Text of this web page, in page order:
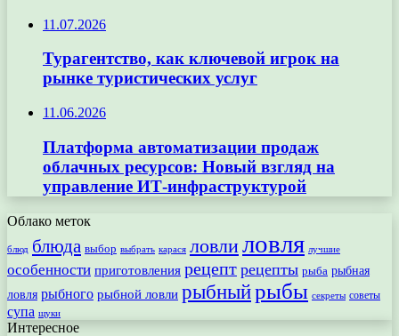
11.07.2026
Турагентство, как ключевой игрок на
рынке туристических услуг
11.06.2026
Платформа автоматизации продаж
облачных ресурсов: Новый взгляд на
управление ИТ-инфраструктурой
Облако меток
блюд блюда выбор выбрать карася ловлиловля лучшие
особенности приготовления рецепт рецепты рыба рыбная
ловля рыбного рыбной ловли рыбныйрыбы секреты советы
супа щуки
Интересное